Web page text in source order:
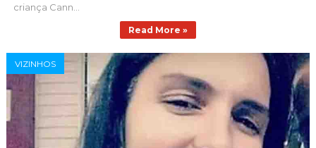
criança Cann...
Read More »
VIZINHOS